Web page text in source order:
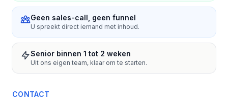
Geen sales-call, geen funnel
U spreekt direct iemand met inhoud.
Senior binnen 1 tot 2 weken
Uit ons eigen team, klaar om te starten.
CONTACT